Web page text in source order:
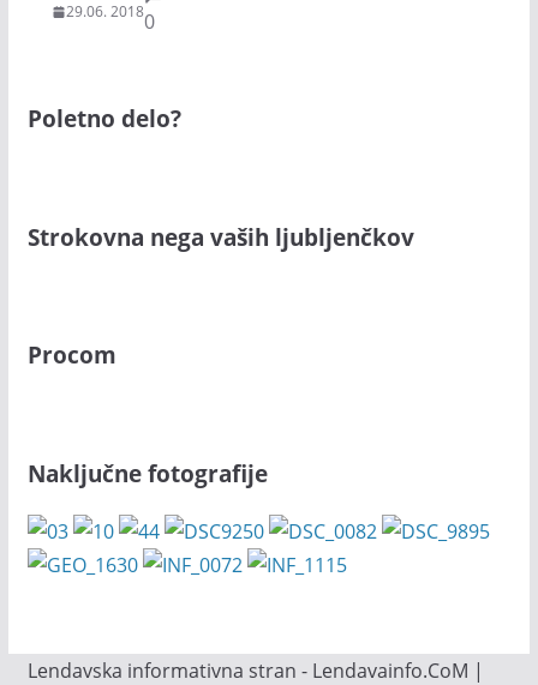
29.06. 20180
Poletno delo?
Strokovna nega vaših ljubljenčkov
Procom
Naključne fotografije
Lendavska informativna stran - Lendavainfo.CoM |